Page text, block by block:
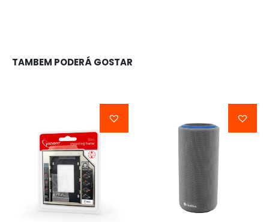
TAMBEM PODERÁ GOSTAR